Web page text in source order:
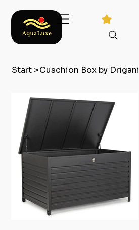
Start >Cuschion Box by Drigani